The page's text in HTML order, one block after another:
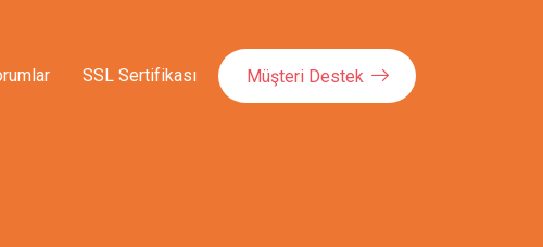
SSL Sertifikası Müşteri Destek